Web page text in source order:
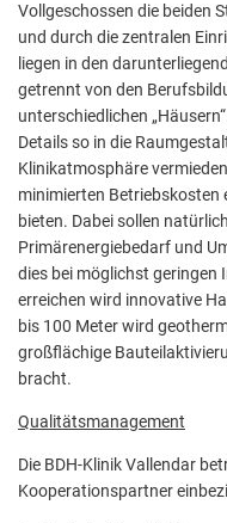
Vollgeschossen die beiden
und durch die zentralen
liegen in den
getrennt von den
unterschiedlichen
Details so in die
Klinikatmosphäre
minimierten
bieten. Dabei sollen
Primärenergiebedarf und
dies bei möglichst geringen
erreichen wird innovative
bis 100 Meter wird
großflächige
bracht.
Qualitätsmanagement
Die BDH-Klinik Vallendar
Kooperationspartner